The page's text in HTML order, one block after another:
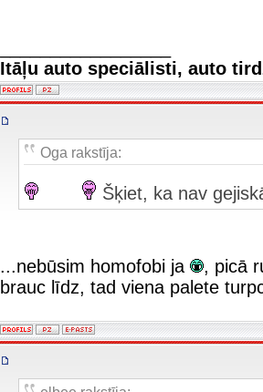
Itāļu auto speciālisti, auto
Oga rakstīja:
Šķiet, ka nav
...nebūsim homofobi ja
, picā
brauc līdz, tad viena palete